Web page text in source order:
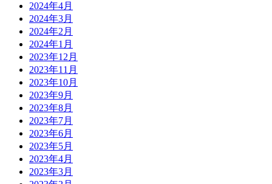
2024年4月
2024年3月
2024年2月
2024年1月
2023年12月
2023年11月
2023年10月
2023年9月
2023年8月
2023年7月
2023年6月
2023年5月
2023年4月
2023年3月